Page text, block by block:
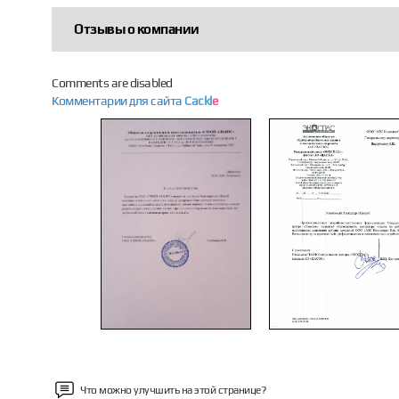
Отзывы о компании
Comments are disabled
Комментарии для сайта Cackle
Что можно улучшить на этой странице?